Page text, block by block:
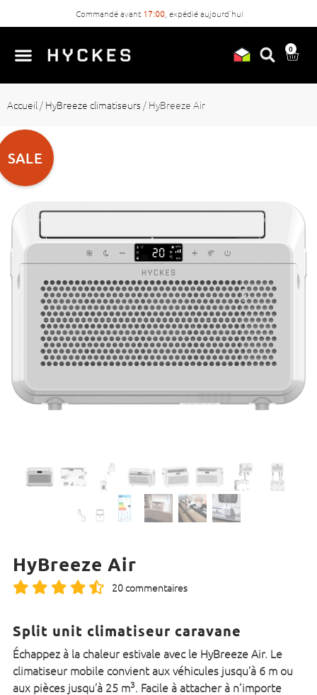
Commandé avant 17:00, expédié aujourd’hui
0
Accueil / HyBreeze climatiseurs / HyBreeze Air
SALE
HyBreeze Air
20 commentaires
Split unit climatiseur caravane
Échappez à la chaleur estivale avec le HyBreeze Air. Le
climatiseur mobile convient aux véhicules jusqu’à 6 m ou
aux pièces jusqu’à 25 m3. Facile à attacher à n’importe